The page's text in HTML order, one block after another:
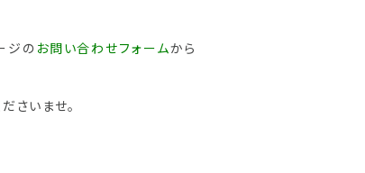
ジの お問い合わせフォームから
さいませ。